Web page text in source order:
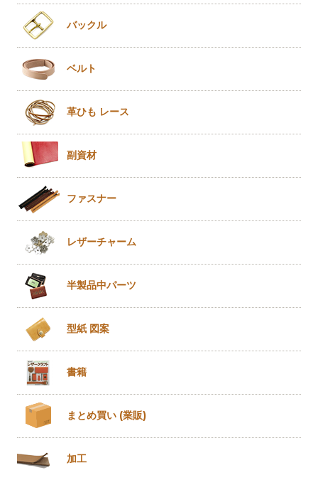
バックル
ベルト
革ひも レース
副資材
ファスナー
レザーチャーム
半製品中パーツ
型紙 図案
書籍
まとめ買い (業販)
加工